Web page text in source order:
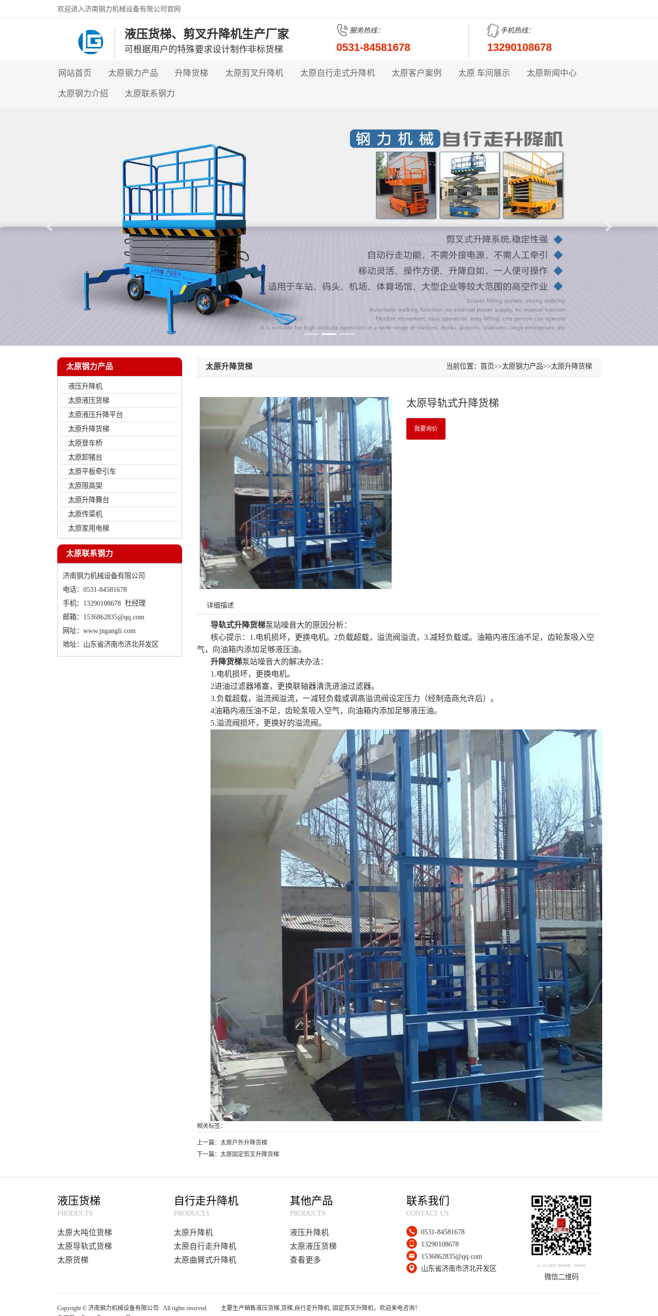
欢迎进入济南钢力机械设备有限公司官网
液压货梯、剪叉升降机生产厂家
可根据用户的特殊要求设计制作非标货梯
服务热线：
0531-84581678
手机热线：
13290108678
网站首页 太原钢力产品 升降货梯 太原剪叉升降机 太原自行走式升降机 太原客户案例 太原 车间展示 太原新闻中心
太原钢力介绍 太原联系钢力
太原钢力产品
液压升降机
太原液压货梯
太原液压升降平台
太原升降货梯
太原登车桥
太原卸猪台
太原平板牵引车
太原限高架
太原升降舞台
太原传菜机
太原家用电梯
太原联系钢力
济南钢力机械设备有限公司
电话：0531-84581678
手机：13290108678 杜经理
邮箱：1536862835@qq.com
网址： www.jngangli.com
地址：山东省济南市济北开发区
太原升降货梯 当前位置： 首页>>太原钢力产品>>太原升降货梯
太原导轨式升降货梯
我要询价
详细描述
导轨式升降货梯泵站噪音大的原因分析：
核心提示：1.电机损坏，更换电机。2负载超载，溢流阀溢流，3.减轻负载或。油箱内液压油不足，齿轮泵吸入空
气，向油箱内添加足够液压油。
升降货梯泵站噪音大的解决办法：
1.电机损坏，更换电机。
2进油过滤器堵塞，更换联轴器清洗进油过滤器。
3.负载超载，溢流阀溢流，一减轻负载或调高溢流阀设定压力（经制造商允许后）。
4油箱内液压油不足，齿轮泵吸入空气，向油箱内添加足够液压油。
5.溢流阀损坏，更换好的溢流阀。
相关标签：
上一篇： 太原户外升降货梯
下一篇： 太原固定剪叉升降货梯
液压货梯
PRODUCTS
太原大吨位货梯
太原导轨式货梯
太原货梯
自行走升降机
PRODUCTS
太原升降机
太原自行走升降机
太原曲臂式升降机
其他产品
PRODUCTS
液压升降机
太原液压货梯
查看更多
联系我们
CONTACT US
0531-84581678
13290108678
1536862835@qq.com
山东省济南市济北开发区
微信二维码
Copyright © 济南钢力机械设备有限公司 All rights reserved. 主要生产销售液压货梯,货梯,自行走升降机, 固定剪叉升降机，欢迎来电咨询！